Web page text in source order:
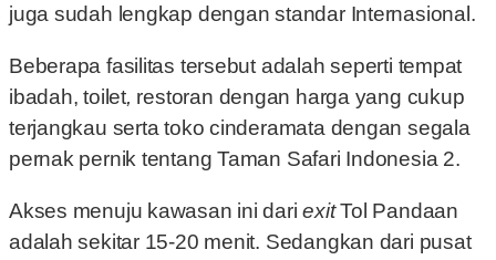
juga sudah lengkap dengan standar Internasional.
Beberapa fasilitas tersebut adalah seperti tempat
ibadah, toilet, restoran dengan harga yang cukup
terjangkau serta toko cinderamata dengan segala
pernak pernik tentang Taman Safari Indonesia 2.
Akses menuju kawasan ini dariexitTol Pandaan
adalah sekitar 15-20 menit. Sedangkan dari pusat